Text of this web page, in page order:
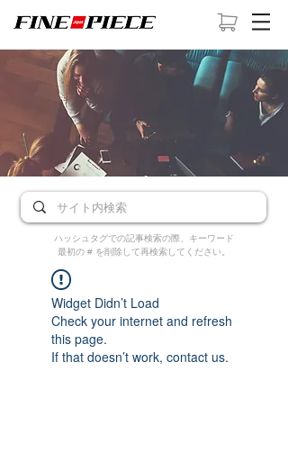
ハッシュタグでの記事検索の際、キーワード
最初の # を削除して再検索してください。
Widget Didn’t Load
Check your internet and refresh
this page.
If that doesn’t work, contact us.